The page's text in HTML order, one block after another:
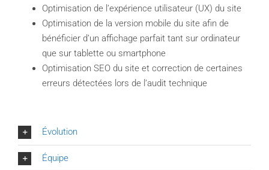
Optimisation de l’expérience utilisateur (UX) du site
Optimisation de la version mobile du site afin de
bénéficier d’un affichage parfait tant sur ordinateur
que sur tablette ou smartphone
Optimisation SEO du site et correction de certaines
erreurs détectées lors de l’audit technique
Évolution
Équipe